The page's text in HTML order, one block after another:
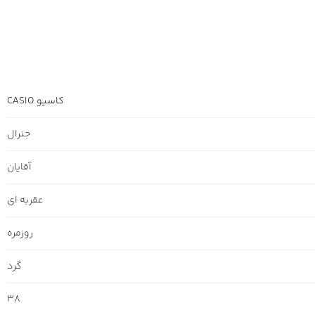
کاسیو CASIO
جنرال
آقایان
عقربه ای
روزمره
گرد
38